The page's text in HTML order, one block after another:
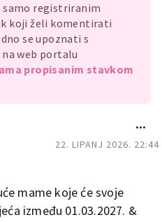
samo registriranim
koji želi komentirati
se upoznati s
na web portalu
propisanim stavkom
22. LIPANJ 2026. 22:44
mame koje će svoje
između 01.03.2027. &